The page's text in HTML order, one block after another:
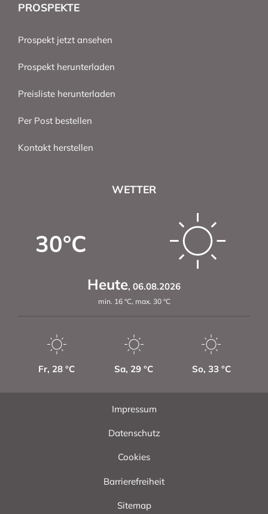
PROSPEKTE
Prospekt jetzt ansehen
Prospekt herunterladen
Preisliste herunterladen
Per Post bestellen
Kontakt herstellen
WETTER
30°C
Heute, 06.08.2026
min. 16 °C, max. 30 °C
Fr, 28 °C Sa, 29 °C So, 33 °C
Impressum
Datenschutz
Cookies
Barrierefreiheit
Sitemap